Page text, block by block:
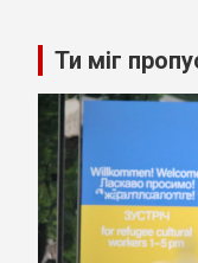
Ти міг